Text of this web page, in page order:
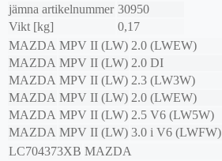
jämna artikelnummer 30950
Vikt [kg]
0,17
MAZDA MPV II (LW) 2.0 (LWEW)
MAZDA MPV II (LW) 2.0 DI
MAZDA MPV II (LW) 2.3 (LW3W)
MAZDA MPV II (LW) 2.0 (LWEW)
MAZDA MPV II (LW) 2.5 V6 (LW5W)
MAZDA MPV II (LW) 3.0 i V6 (LWFW)
LC704373XB MAZDA